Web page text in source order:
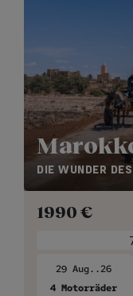
DIE WUNDER
1990 €
29 Aug..26
4 Motorräder